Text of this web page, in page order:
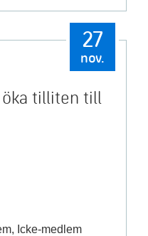
27
nov.
tilliten till
Icke-medlem